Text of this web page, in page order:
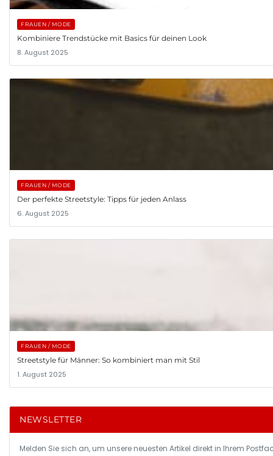
FRAUEN / MODE
Kombiniere Trendstücke mit Basics für deinen Look
8. August 2025
FRAUEN / MODE
Der perfekte Streetstyle: Tipps für jeden Anlass
6. August 2025
FRAUEN / MODE
Streetstyle für Männer: So kombiniert man mit Stil
1. August 2025
NEWSLETTER
Melden Sie sich an, um unsere neuesten Artikel direkt in Ihrem